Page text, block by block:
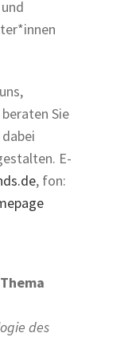
Sie
E-
, fon:
des